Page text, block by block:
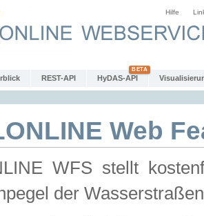
Hilfe
REST-API HyDAS-API
Web
WFS stellt
der